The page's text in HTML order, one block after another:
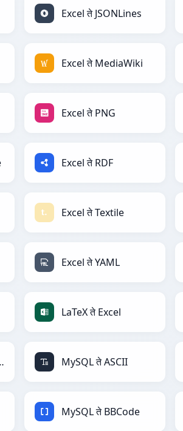
Excel ते JSONLines
Excel ते MediaWiki
Excel ते PNG
Excel ते RDF
Excel ते Textile
Excel ते YAML
LaTeX ते Excel
MySQL ते ASCII
MySQL ते BBCode